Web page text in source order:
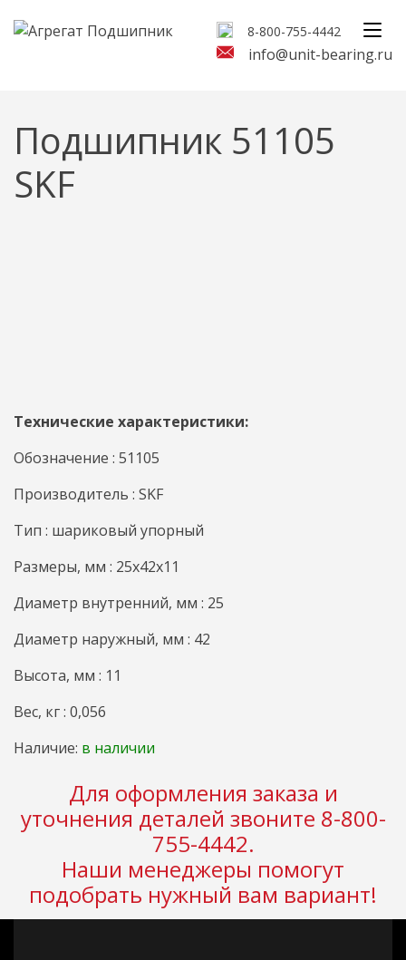
8-800-755-4442
info@unit-bearing.ru
Подшипник 51105
SKF
Технические характеристики:
Обозначение : 51105
Производитель : SKF
Тип : шариковый упорный
Размеры, мм : 25x42x11
Диаметр внутренний, мм : 25
Диаметр наружный, мм : 42
Высота, мм : 11
Вес, кг : 0,056
Наличие: в наличии
Для оформления заказа и
уточнения деталей звоните 8-800-
755-4442.
Наши менеджеры помогут
подобрать нужный вам вариант!